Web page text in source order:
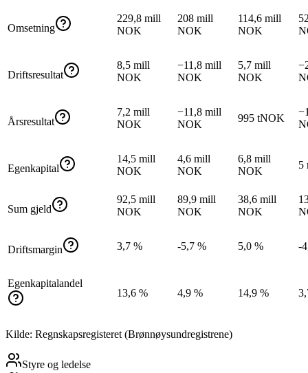
Omsetning
229,8 mill
NOK
208 mill
NOK
114,6 mill
NOK
Driftsresultat
8,5 mill
NOK
−11,8 mill
NOK
5,7 mill
NOK
Årsresultat
7,2 mill
NOK
−11,8 mill
NOK
995 tNOK
Egenkapital
14,5 mill
NOK
4,6 mill
NOK
6,8 mill
NOK
5
Sum gjeld
92,5 mill
NOK
89,9 mill
NOK
38,6 mill
NOK
Driftsmargin 3,7 % -5,7 % 5,0 % -
Egenkapitalandel
13,6 %
4,9 % 14,9 %
Kilde: Regnskapsregisteret (Brønnøysundregistrene)
Styre og ledelse